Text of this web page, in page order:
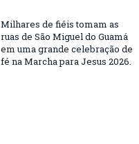
Milhares de fiéis tomam as
ruas de São Miguel do Guamá
em uma grande celebração de
fé na Marcha para Jesus 2026.